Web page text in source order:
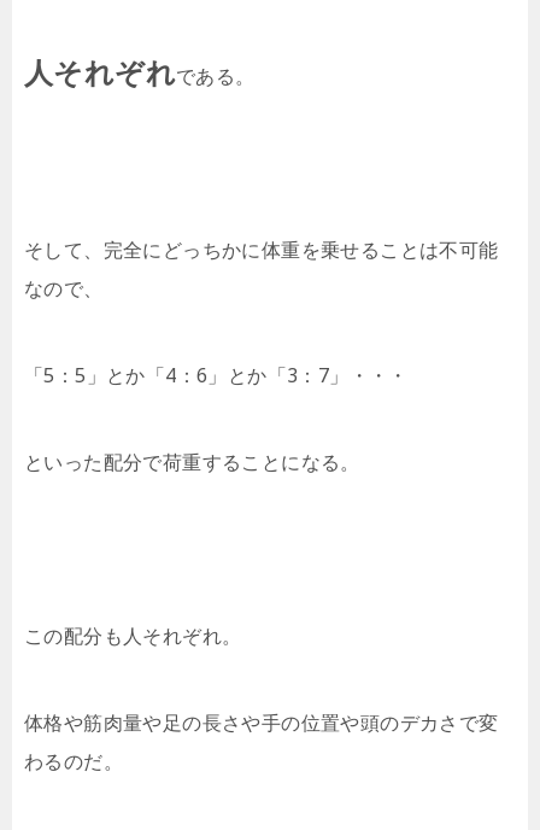
人それぞれである。
そして、完全にどっちかに体重を乗せることは不可能
なので、
「5：5」とか「4：6」とか「3：7」・・・
といった配分で荷重することになる。
この配分も人それぞれ。
体格や筋肉量や足の長さや手の位置や頭のデカさで変
わるのだ。